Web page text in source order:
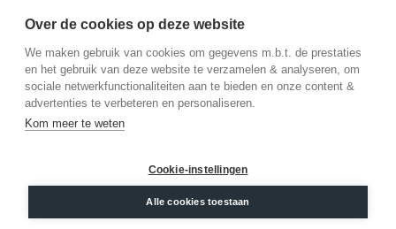
©2026.DiamondsByMe
Algemene voorwaarden
Over de cookies op deze website
We maken gebruik van cookies om gegevens m.b.t. de prestaties
en het gebruik van deze website te verzamelen & analyseren, om
sociale netwerkfunctionaliteiten aan te bieden en onze content &
advertenties te verbeteren en personaliseren.
Kom meer te weten
Cookie-instellingen
Alle cookies toestaan